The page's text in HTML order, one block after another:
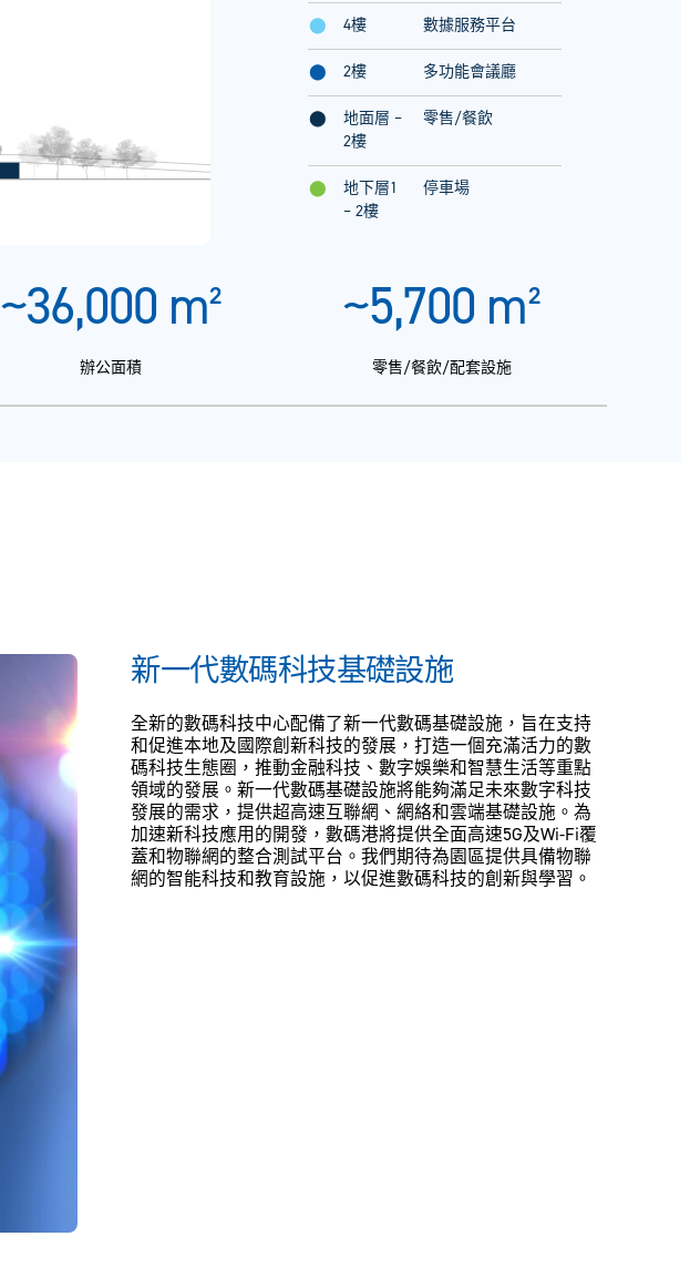
⬤ 4樓 數據服務平台
⬤ 2樓 多功能會議廳
⬤
地面層 –
2樓
零售/餐飲
⬤
地下層1
– 2樓
停車場
~36,000 m²
辦公面積
~5,700 m²
零售/餐飲/配套設施
新一代數碼科技基礎設施
全新的數碼科技中心配備了新一代數碼基礎設施，旨在支持
和促進本地及國際創新科技的發展，打造一個充滿活力的數
碼科技生態圈，推動金融科技、數字娛樂和智慧生活等重點
領域的發展。新一代數碼基礎設施將能夠滿足未來數字科技
發展的需求，提供超高速互聯網、網絡和雲端基礎設施。為
加速新科技應用的開發，數碼港將提供全面高速5G及Wi-Fi覆
蓋和物聯網的整合測試平台。我們期待為園區提供具備物聯
網的智能科技和教育設施，以促進數碼科技的創新與學習。